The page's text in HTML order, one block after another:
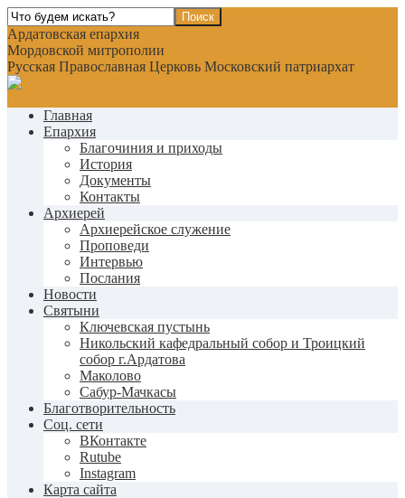
Ардатовская епархия
Мордовской митрополии
Русская Православная Церковь Московский патриархат
Главная
Епархия
Благочиния и приходы
История
Документы
Контакты
Архиерей
Архиерейское служение
Проповеди
Интервью
Послания
Новости
Святыни
Ключевская пустынь
Никольский кафедральный собор и Троицкий
собор г.Ардатова
Маколово
Сабур-Мачкасы
Благотворительность
Соц. сети
ВКонтакте
Rutube
Instagram
Карта сайта